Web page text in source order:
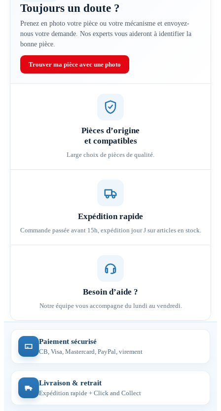
Toujours un doute ?
Prenez en photo votre pièce ou votre mécanisme et envoyez-
nous votre demande. Nos experts vous aideront à identifier la
bonne pièce.
Trouver ma pièce avec une photo
Pièces d’origine
et compatibles
Large choix de pièces de qualité.
Expédition rapide
Commande passée avant 15h, expédition jour J sur articles en stock.
Besoin d’aide ?
Notre équipe vous accompagne du lundi au vendredi.
Paiement sécurisé
CB, Visa, Mastercard, PayPal, virement
Livraison & retrait
Expédition rapide + Click and Collect